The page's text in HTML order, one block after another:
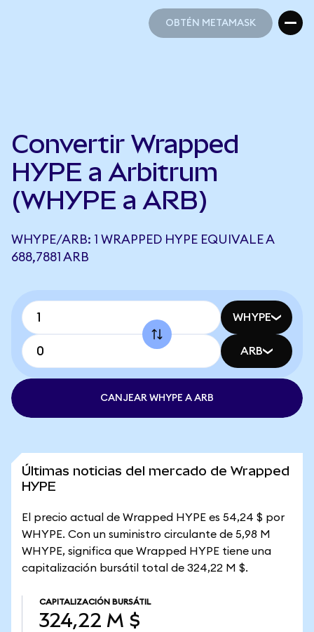
OBTÉN METAMASK
Convertir Wrapped
HYPE a Arbitrum
(WHYPE a ARB)
WHYPE/ARB: 1 WRAPPED HYPE EQUIVALE A
688,7881 ARB
WHYPE
ARB
CANJEAR WHYPE A ARB
Últimas noticias del mercado de Wrapped
HYPE
El precio actual de Wrapped HYPE es 54,24 $ por
WHYPE. Con un suministro circulante de 5,98 M
WHYPE, significa que Wrapped HYPE tiene una
capitalización bursátil total de 324,22 M $.
CAPITALIZACIÓN BURSÁTIL
324,22 M $